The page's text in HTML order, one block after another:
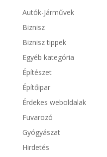
Autók-Járművek
Biznisz
Biznisz tippek
Egyéb kategória
Építészet
Építőipar
Érdekes weboldalak
Fuvarozó
Gyógyászat
Hirdetés